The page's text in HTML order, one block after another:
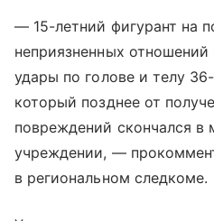
— 15-летний фигурант на
неприязненных
удары по голове и телу
который позднее от
повреждений скончался в
учреждении, —
в региональном следкоме.